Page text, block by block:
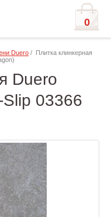
0
Duero / Плитка клинкерная
Duero
03366